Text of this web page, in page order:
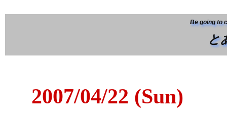
Be going to
と
2007/04/22 (Sun)